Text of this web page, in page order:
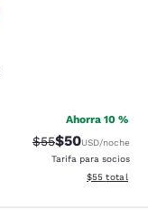
Ahorra 10 %
Precio tachado:
$55Precio con
$50USD/noche
Tarifa para socios
Ver detalles
$55 total